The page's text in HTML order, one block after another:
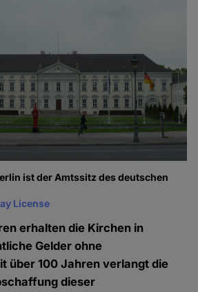
ist der Amtssitz des deutschen
License
erhalten die Kirchen in
Gelder ohne
über 100 Jahren verlangt die
dieser